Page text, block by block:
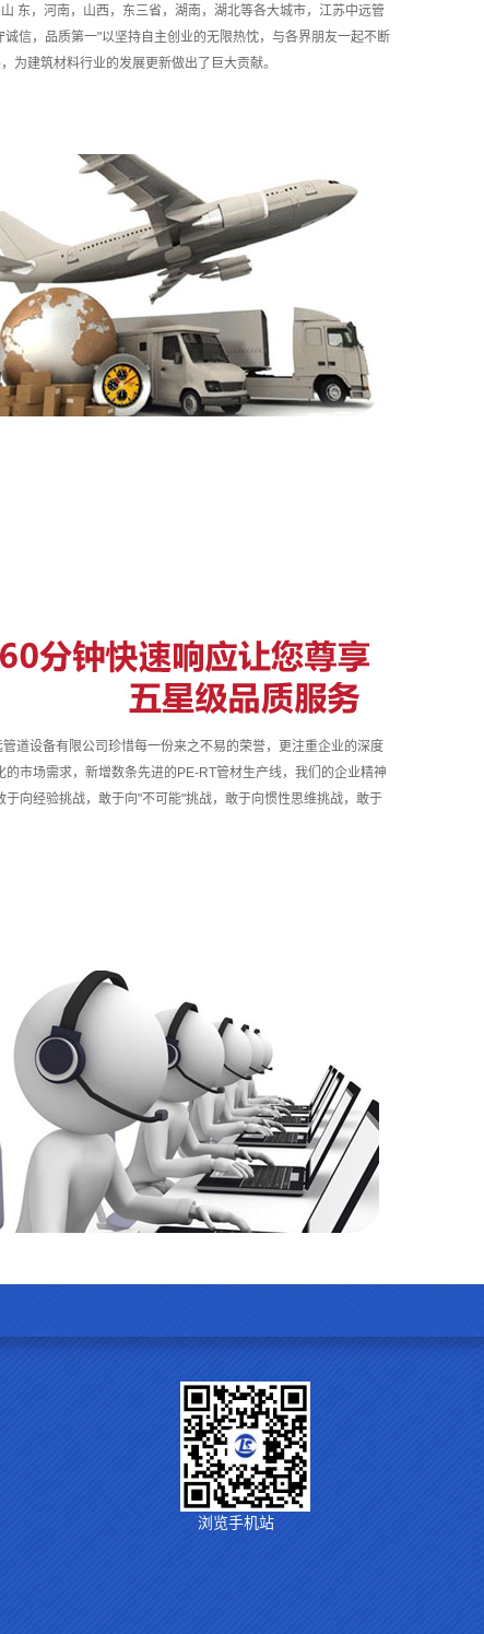
东，河南，山西，东三省，湖南，湖北等各大城市，江苏中远管
诚信，品质第一"以坚持自主创业的无限热忱，与各界朋友一起不断
为建筑材料行业的发展更新做出了巨大贡献。
限公司珍惜每一份来之不易的荣誉，更注重企业的深度
的市场需求，新增数条先进的PE-RT管材生产线，我们的企业精神
于向经验挑战，敢于向"不可能"挑战，敢于向惯性思维挑战，敢于
浏览手机站